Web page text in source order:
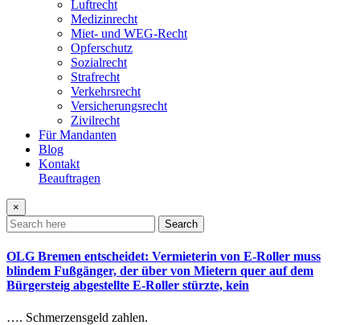
Luftrecht
Medizinrecht
Miet- und WEG-Recht
Opferschutz
Sozialrecht
Strafrecht
Verkehrsrecht
Versicherungsrecht
Zivilrecht
Für Mandanten
Blog
Kontakt
Beauftragen
×
Search
OLG Bremen entscheidet: Vermieterin von E-Roller muss
blindem Fußgänger, der über von Mietern quer auf dem
Bürgersteig abgestellte E-Roller stürzte, kein
…. Schmerzensgeld zahlen.